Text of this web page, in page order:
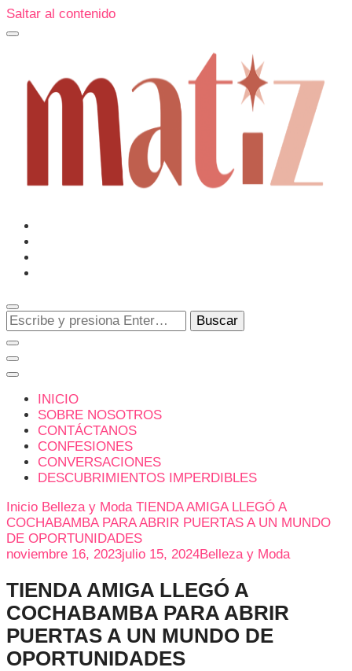
Saltar al contenido
Matiz
Un espacio editorial donde pongo en palabras aquello que
muchos sentimos y pocos sabemos cómo explicar y
donde también compartiré contigo las cosas que me
conmueven, me sorprenden o creo que merecen ser
¿Buscas
algo?
INICIO
SOBRE NOSOTROS
CONTÁCTANOS
CONFESIONES
CONVERSACIONES
DESCUBRIMIENTOS IMPERDIBLES
Inicio Belleza y Moda TIENDA AMIGA LLEGÓ A
COCHABAMBA PARA ABRIR PUERTAS A UN MUNDO
DE OPORTUNIDADES
noviembre 16, 2023julio 15, 2024Belleza y Moda
TIENDA AMIGA LLEGÓ A
COCHABAMBA PARA ABRIR
PUERTAS A UN MUNDO DE
OPORTUNIDADES